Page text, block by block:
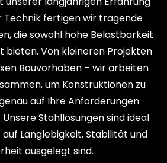
Technik fertigen wir tragende
die sowohl hohe Belastbarkeit
bieten. Von kleineren Projekten
Bauvorhaben – wir arbeiten
um Konstruktionen zu
auf Ihre Anforderungen
Stahllösungen sind ideal
auf Langlebigkeit, Stabilität und
ausgelegt sind.